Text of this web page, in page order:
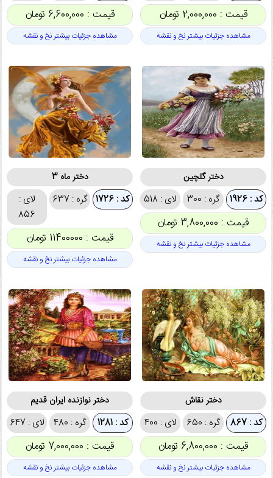
قیمت : 2,000,000 تومان
مشاهده جزئیات بیشتر نخ و نقشه
قیمت : 6,600,000 تومان
مشاهده جزئیات بیشتر نخ و نقشه
دختر گلچین
کد : 1926 گره : 300 لای : 518
قیمت : 3,800,000 تومان
مشاهده جزئیات بیشتر نخ و نقشه
دختر ماه 3
کد : 1726 گره : 637
لای :
856
قیمت : 11400000 تومان
مشاهده جزئیات بیشتر نخ و نقشه
دختر نقاش
کد : 867 گره : 650 لای : 400
قیمت : 6,800,000 تومان
مشاهده جزئیات بیشتر نخ و نقشه
دختر نوازنده ایران قدیم
کد : 1281 گره : 480 لای : 647
قیمت : 7,000,000 تومان
مشاهده جزئیات بیشتر نخ و نقشه